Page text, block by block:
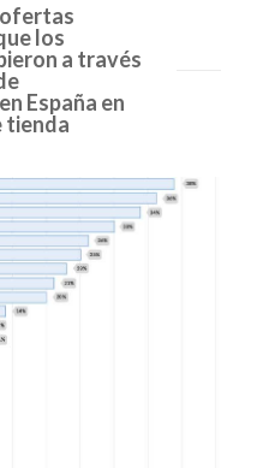
los
a través
España en
tienda